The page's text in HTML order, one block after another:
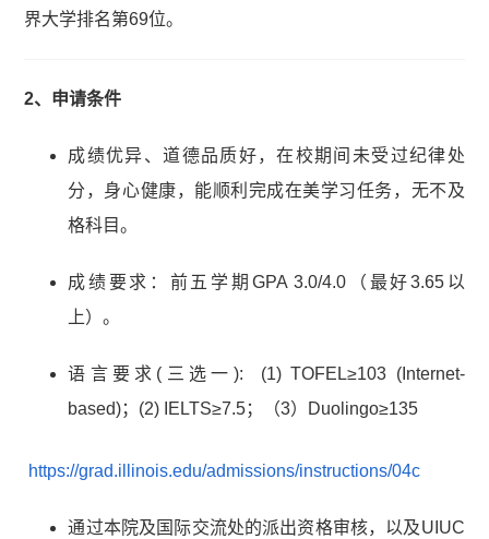
界大学排名第69位。
2、申请条件
成绩优异、道德品质好，在校期间未受过纪律处
分，身心健康，能顺利完成在美学习任务，无不及
格科目。
成绩要求：前五学期GPA 3.0/4.0（最好3.65以
上）。
语言要求(三选一): (1) TOFEL≥103 (Internet-
based)；(2) IELTS≥7.5；（3）Duolingo≥135
https://grad.illinois.edu/admissions/instructions/04c
通过本院及国际交流处的派出资格审核，以及UIUC